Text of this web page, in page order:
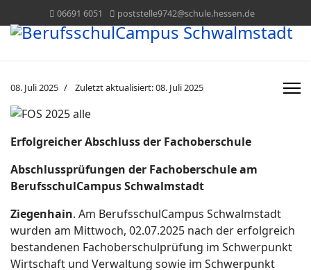
06691 6051 poststelle9742@schule.hessen.de
08. Juli 2025 Zuletzt aktualisiert: 08. Juli 2025
Erfolgreicher Abschluss der Fachoberschule
Abschlussprüfungen der Fachoberschule am
BerufsschulCampus Schwalmstadt
Ziegenhain. Am BerufsschulCampus Schwalmstadt
wurden am Mittwoch, 02.07.2025 nach der erfolgreich
bestandenen Fachoberschulprüfung im Schwerpunkt
Wirtschaft und Verwaltung sowie im Schwerpunkt